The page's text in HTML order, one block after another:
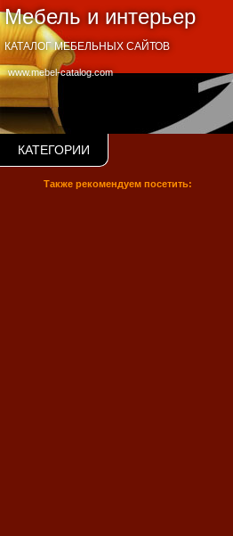
Мебель и интерьер
www.mebel-catalog.com
КАТАЛОГ МЕБЕЛЬНЫХ САЙТОВ
КАТЕГОРИИ
Также рекомендуем посетить: